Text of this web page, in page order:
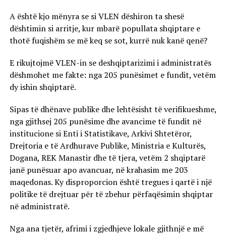
A është kjo mënyra se si VLEN dëshiron ta shesë
dështimin si arritje, kur mbarë popullata shqiptare e
thotë fuqishëm se më keq se sot, kurrë nuk kanë qenë?
E rikujtojmë VLEN-in se deshqiptarizimi i administratës
dëshmohet me fakte: nga 205 punësimet e fundit, vetëm
dy ishin shqiptarë.
Sipas të dhënave publike dhe lehtësisht të verifikueshme,
nga gjithsej 205 punësime dhe avancime të fundit në
institucione si Enti i Statistikave, Arkivi Shtetëror,
Drejtoria e të Ardhurave Publike, Ministria e Kulturës,
Dogana, REK Manastir dhe të tjera, vetëm 2 shqiptarë
janë punësuar apo avancuar, në krahasim me 203
maqedonas. Ky disproporcion është tregues i qartë i një
politike të drejtuar për të zbehur përfaqësimin shqiptar
në administratë.
Nga ana tjetër, afrimi i zgjedhjeve lokale gjithnjë e më